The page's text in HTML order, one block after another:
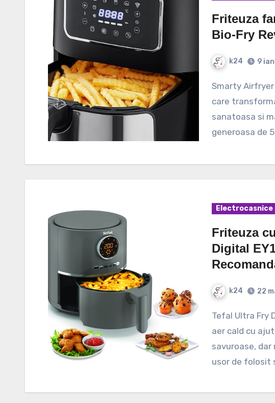
Friteuza
Bio-Fry
k24 9
Smarty Airfryer Bio-Fry este o friteuza fara ulei
care
sanatoasa si
generoasa de
Electrocasnice
Friteuza
Digital
k24 22
Tefal Ultra Fry Digital EY111B15 este o friteuza cu
aer cald cu
savuroase,
usor de folosit